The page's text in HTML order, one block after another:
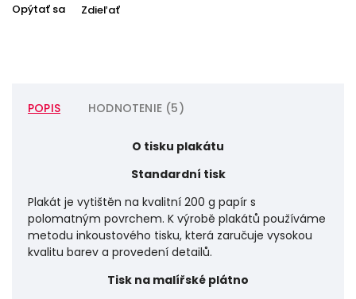
Opýtať sa Zdieľať
POPIS HODNOTENIE (5)
O tisku plakátu
Standardní tisk
Plakát je vytištěn na kvalitní 200 g papír s
polomatným povrchem. K výrobě plakátů používáme
metodu inkoustového tisku, která zaručuje vysokou
kvalitu barev a provedení detailů.
Tisk na malířské plátno